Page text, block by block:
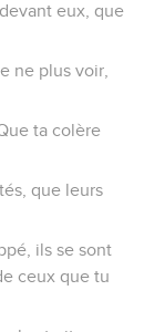
eux, que
ne plus voir,
ta colère
que leurs
ils se sont
ceux que tu